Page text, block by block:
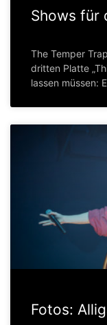
Shows für
The Temper
dritten Platte
lassen müssen:
Fotos: